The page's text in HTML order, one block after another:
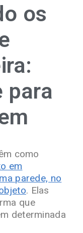
os
para
como
em
parede, no
. Elas
que
determinada